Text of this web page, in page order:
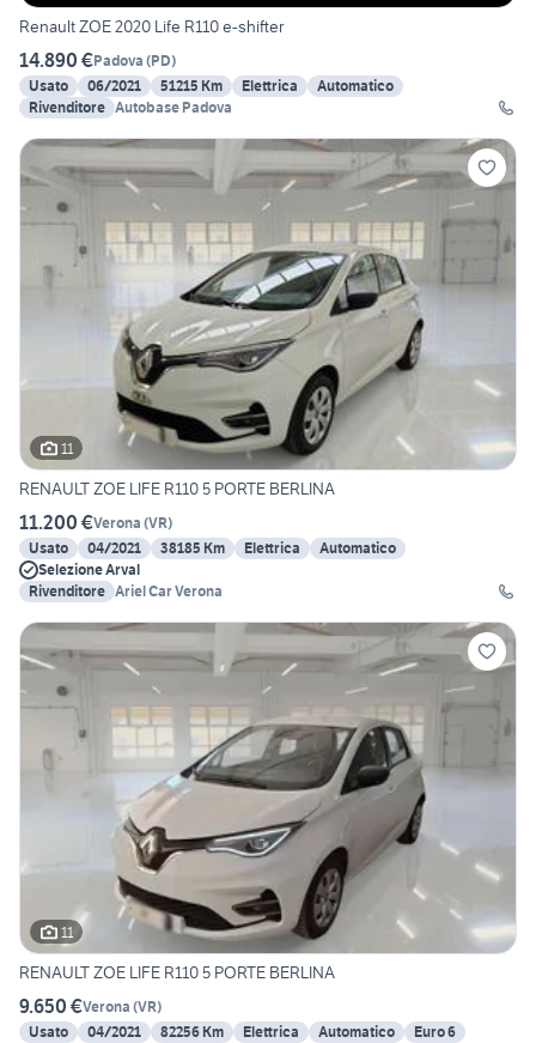
Renault ZOE 2020 Life R110 e-shifter
14.890 €Padova (PD)
Usato
06/2021 51215 Km Elettrica
Automatico
Rivenditore Autobase Padova
11
RENAULT ZOE LIFE R110 5 PORTE BERLINA
11.200 €Verona (VR)
Usato
04/2021 38185 Km Elettrica
Automatico
Selezione Arval
Rivenditore Ariel Car Verona
11
RENAULT ZOE LIFE R110 5 PORTE BERLINA
9.650 €Verona (VR)
Usato
04/2021 82256 Km Elettrica Automatico
Euro 6